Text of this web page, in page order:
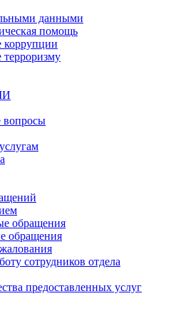
данными
помощь
коррупции
терроризму
вопросы
обращения
обращения
сотрудников отдела
предоставленных услуг